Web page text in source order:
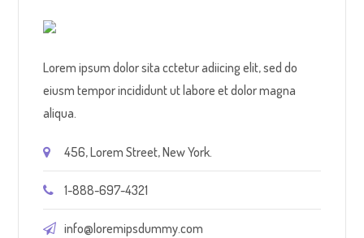
Lorem ipsum dolor sita cctetur adiicing elit, sed do
eiusm tempor incididunt ut labore et dolor magna
aliqua.
456, Lorem Street, New York.
1-888-697-4321
info@loremipsdummy.com